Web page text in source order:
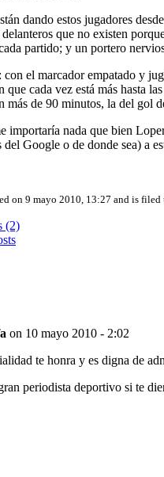
dando estos jugadores
que no existen
partido; y un portero
el marcador empatado y
que cada vez está más hasta
más de 90 minutos, la del gol
importaría nada que bien
del Google o de donde sea) a
on 9 mayo 2010, 13:27 and is filed
(2)
on 10 mayo 2010 - 2:02
te honra y es digna de
periodista deportivo si te